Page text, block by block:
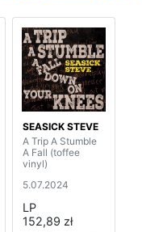
SEASICK STEVE
A Trip A Stumble
A Fall (toffee
vinyl)
5.07.2024
LP
152,89 zł